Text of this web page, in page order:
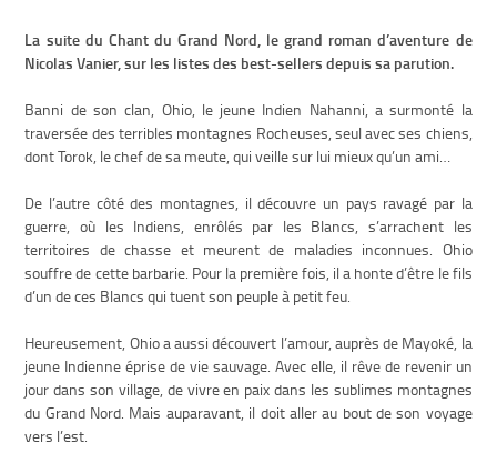
La suite du Chant du Grand Nord, le grand roman d’aventure de
Nicolas Vanier, sur les listes des best-sellers depuis sa parution.
Banni de son clan, Ohio, le jeune Indien Nahanni, a surmonté la
traversée des terribles montagnes Rocheuses, seul avec ses chiens,
dont Torok, le chef de sa meute, qui veille sur lui mieux qu’un ami…
De l’autre côté des montagnes, il découvre un pays ravagé par la
guerre, où les Indiens, enrôlés par les Blancs, s’arrachent les
territoires de chasse et meurent de maladies inconnues. Ohio
souffre de cette barbarie. Pour la première fois, il a honte d’être le fils
d’un de ces Blancs qui tuent son peuple à petit feu.
Heureusement, Ohio a aussi découvert l’amour, auprès de Mayoké, la
jeune Indienne éprise de vie sauvage. Avec elle, il rêve de revenir un
jour dans son village, de vivre en paix dans les sublimes montagnes
du Grand Nord. Mais auparavant, il doit aller au bout de son voyage
vers l’est.